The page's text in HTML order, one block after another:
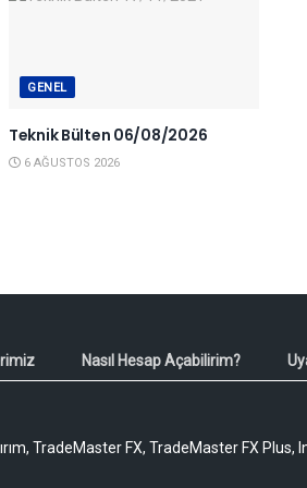
GENEL
Teknik Bülten 06/08/2026
6 AĞUSTOS 2026
Nasıl Hesap Açabilirim?
TradeMaster FX, TradeMaster FX Plus,